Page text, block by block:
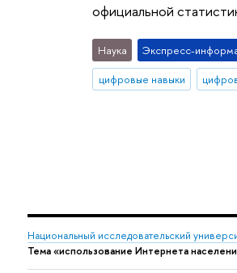
официальной
Наука Экспресс-
цифровые навыки
Национальный исследовательский
Тема «использование Интернета